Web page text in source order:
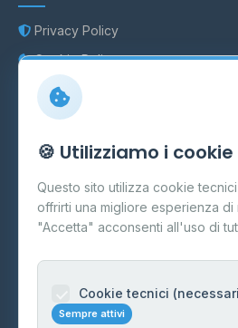
Privacy Policy
Cookie Policy
Preferenze Cookie
Mappa del sito
Contattaci
info@distributori-gpl.it
© 2026 - Distributori di GPL -AF
Carpi
🍪 Utilizziamo i cookie
Questo sito utilizza cookie
offrirti una migliore esperienza
"Accetta" acconsenti all'uso di
Cookie tecnici
Sempre attivi